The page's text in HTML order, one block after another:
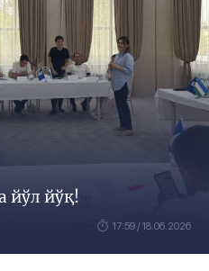
йўл йўқ!
17:59 / 18.06.2026